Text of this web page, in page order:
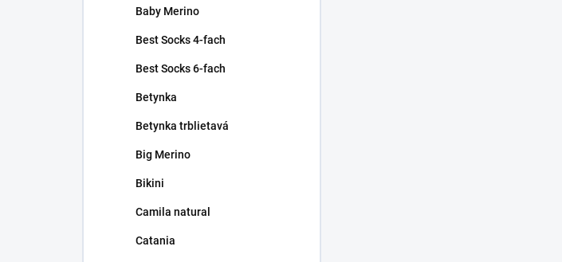
Baby Merino
Best Socks 4-fach
Best Socks 6-fach
Betynka
Betynka trblietavá
Big Merino
Bikini
Camila natural
Catania